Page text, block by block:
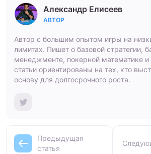
Александр Елисеев
АВТОР
Автор с большим опытом игры на
лимитах. Пишет о базовой стратегии,
менеджменте, покерной математике и
статьи ориентированы на тех, кто
основу для долгосрочного роста.
Предыдущая
статья